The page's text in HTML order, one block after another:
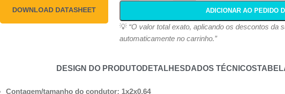
DOWNLOAD DATASHEET ADICIONAR AO PEDIDO
💡 “O valor total exato, aplicando os descontos da
automaticamente no carrinho.”
DESIGN DO PRODUTODETALHES DADOS TÉCNICOS
Contagem/tamanho do condutor: 1x2x0,64